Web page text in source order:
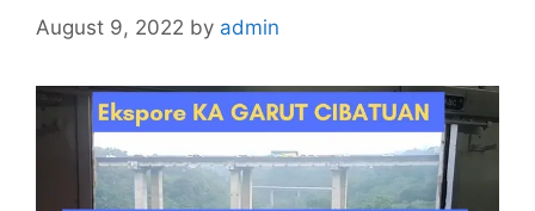
August 9, 2022 by admin